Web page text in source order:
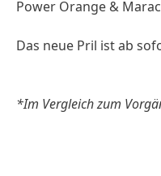
Power Orange &
Das neue Pril ist ab
*Im Vergleich zum